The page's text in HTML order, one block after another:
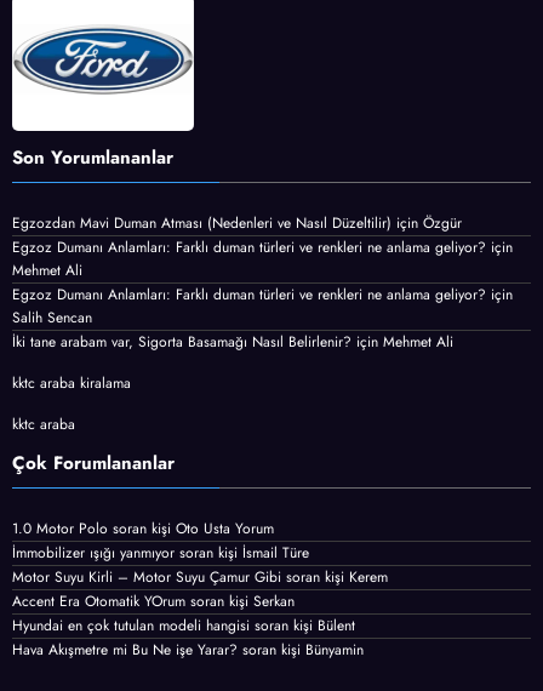
Son Yorumlananlar
Egzozdan Mavi Duman Atması (Nedenleri ve Nasıl Düzeltilir) için Özgür
Egzoz Dumanı Anlamları: Farklı duman türleri ve renkleri ne anlama geliyor? için
Mehmet Ali
Egzoz Dumanı Anlamları: Farklı duman türleri ve renkleri ne anlama geliyor? için
Salih Sencan
İki tane arabam var, Sigorta Basamağı Nasıl Belirlenir? için Mehmet Ali
kktc araba kiralama
kktc araba
Çok Forumlananlar
1.0 Motor Polo soran kişi Oto Usta Yorum
İmmobilizer ışığı yanmıyor soran kişi İsmail Türe
Motor Suyu Kirli – Motor Suyu Çamur Gibi soran kişi Kerem
Accent Era Otomatik YOrum soran kişi Serkan
Hyundai en çok tutulan modeli hangisi soran kişi Bülent
Hava Akışmetre mi Bu Ne işe Yarar? soran kişi Bünyamin